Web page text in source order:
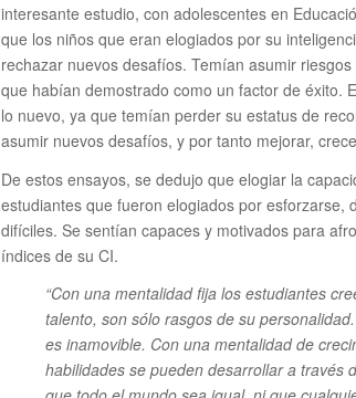
interesante estudio, con adolescentes en
que los niños que eran elogiados por su
rechazar nuevos desafíos. Temían asumir
que habían demostrado como un factor de éxito.
lo nuevo, ya que temían perder su estatus de
asumir nuevos desafíos, y por tanto mejorar,
De estos ensayos, se dedujo que elogiar la
estudiantes que fueron elogiados por
difíciles. Se sentían capaces y motivados para
índices de su CI.
“Con una mentalidad fija los estudiantes
talento, son sólo rasgos de su
es inamovible. Con una mentalidad de
habilidades se pueden desarrollar a través